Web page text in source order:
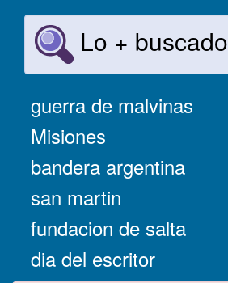
Lo + buscado
guerra de malvinas
Misiones
bandera argentina
san martin
fundacion de salta
dia del escritor